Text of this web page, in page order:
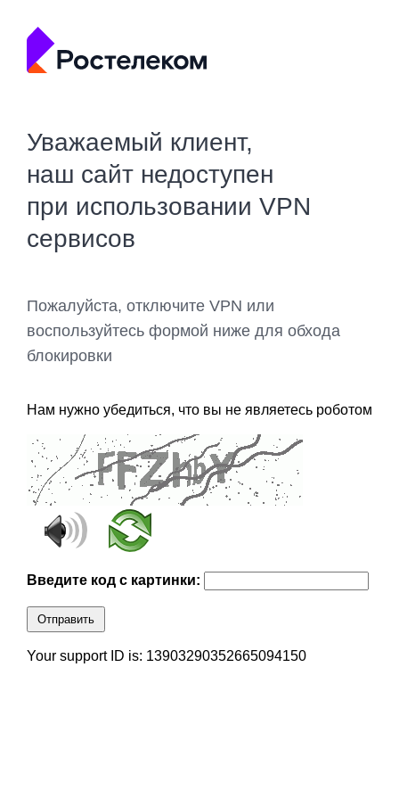
Уважаемый клиент,
наш сайт недоступен
при использовании VPN
сервисов
Пожалуйста, отключите VPN или
воспользуйтесь формой ниже для обхода
блокировки
Нам нужно убедиться, что вы не являетесь роботом
Введите код с картинки:
Отправить
Your support ID is: 13903290352665094150